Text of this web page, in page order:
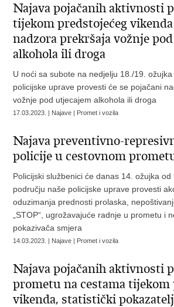
Najava pojačanih aktivnosti
tijekom predstojećeg
nadzora prekršaja vožnje
alkohola ili droga
U noći sa subote na nedjelju 18./19.
policijske uprave provesti će se pojačani
vožnje pod utjecajem alkohola ili droga
17.03.2023. | Najave | Promet i vozila
Najava preventivno-
policije u cestovnom
Policijski službenici će danas 14. ožujka od
području naše policijske uprave provesti
oduzimanja prednosti prolaska,
„STOP“, ugrožavajuće radnje u prometu i
pokazivača smjera
14.03.2023. | Najave | Promet i vozila
Najava pojačanih aktivnosti
prometu na cestama tijekom
vikenda, statistički